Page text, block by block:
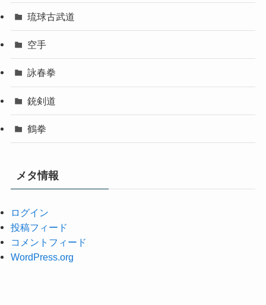
琉球古武道
空手
詠春拳
銃剣道
鶴拳
メタ情報
ログイン
投稿フィード
コメントフィード
WordPress.org